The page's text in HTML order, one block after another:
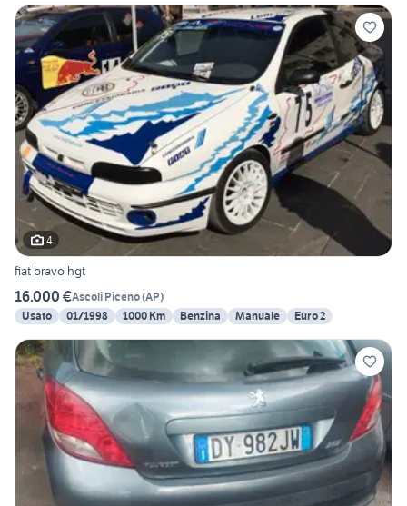
4
fiat bravo hgt
16.000 €Ascoli Piceno(AP)
Usato
01/1998 1000 Km Benzina Manuale Euro 2